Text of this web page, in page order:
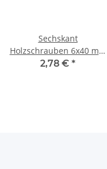
Sechskant
Holzschrauben 6x40 mm
galv. verzinkt 20 St
2,78 € *